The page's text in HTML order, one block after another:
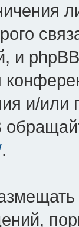
и
и/или
.